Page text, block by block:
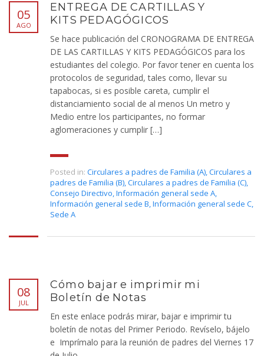
05
AGO
ENTREGA DE CARTILLAS Y
KITS PEDAGÓGICOS
Se hace publicación del CRONOGRAMA DE ENTREGA
DE LAS CARTILLAS Y KITS PEDAGÓGICOS para los
estudiantes del colegio. Por favor tener en cuenta los
protocolos de seguridad, tales como, llevar su
tapabocas, si es posible careta, cumplir el
distanciamiento social de al menos Un metro y
Medio entre los participantes, no formar
aglomeraciones y cumplir […]
Posted in: Circulares a padres de Familia (A),Circulares a
padres de Familia (B),Circulares a padres de Familia (C),
Consejo Directivo,Información general sede A,
Información general sede B,Información general sede C,
Sede A
08
JUL
Cómo bajar e imprimir mi
Boletín de Notas
En este enlace podrás mirar, bajar e imprimir tu
boletín de notas del Primer Periodo. Revíselo, bájelo
e Imprímalo para la reunión de padres del Viernes 17